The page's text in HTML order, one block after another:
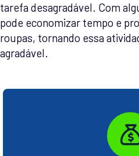
tarefa desagradável. Com
pode economizar tempo e
roupas, tornando essa
agradável.